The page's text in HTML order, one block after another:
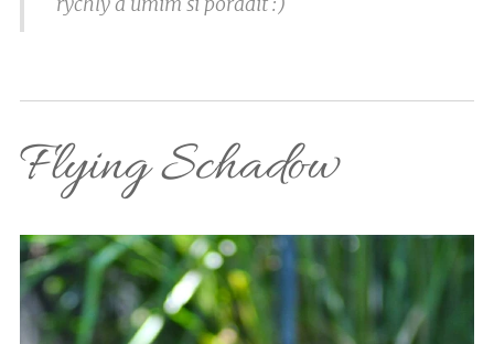
Flying Schadow